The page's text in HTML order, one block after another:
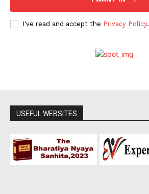
I've read and accept the Privacy Policy.
USEFUL WEBSITES